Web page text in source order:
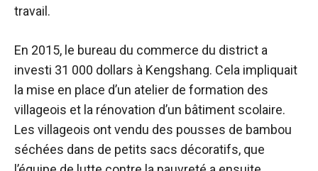
travail.
En 2015, le bureau du commerce du district a
investi 31 000 dollars à Kengshang. Cela impliquait
la mise en place d’un atelier de formation des
villageois et la rénovation d’un bâtiment scolaire.
Les villageois ont vendu des pousses de bambou
séchées dans de petits sacs décoratifs, que